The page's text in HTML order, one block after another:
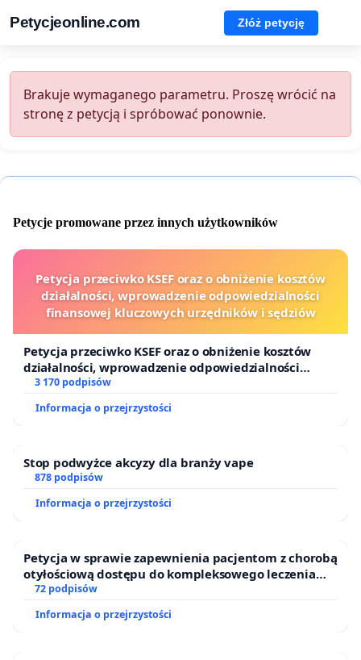
Petycjeonline.com Złóż petycję
Brakuje wymaganego parametru. Proszę wrócić na
stronę z petycją i spróbować ponownie.
Petycje promowane przez innych użytkowników
Petycja przeciwko KSEF oraz o obniżenie kosztów
działalności, wprowadzenie odpowiedzialności
finansowej kluczowych urzędników i sędziów
Petycja przeciwko KSEF oraz o obniżenie kosztów
działalności, wprowadzenie odpowiedzialności
finansowej kluczowych urzędników i sędziów
3 170 podpisów
Informacja o przejrzystości
Stop podwyżce akcyzy dla branży vape
878 podpisów
Informacja o przejrzystości
Petycja w sprawie zapewnienia pacjentom z chorobą
otyłościową dostępu do kompleksowego leczenia
oraz programów profilaktycznych.
72 podpisów
Informacja o przejrzystości